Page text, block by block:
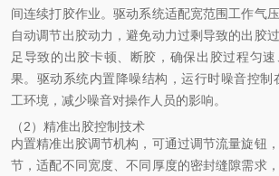
间连续打胶作业。驱动系统适配宽范围工作气
自动调节出胶动力，避免动力过剩导致的出胶
足导致的出胶卡顿、断胶，确保出胶过程匀
果。驱动系统内置降噪结构，运行时噪音控制
工环境，减少噪音对操作人员的影响。
（2）精准出胶控制技术
内置精准出胶调节机构，可通过调节流量旋钮
节，适配不同宽度、不同厚度的密封缝隙需求